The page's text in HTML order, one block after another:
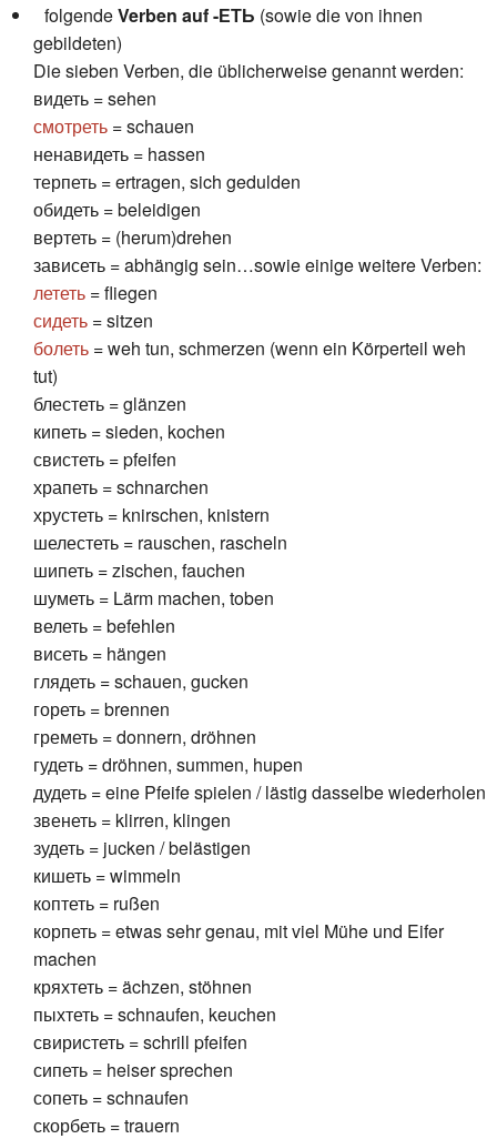
folgendeVerben auf -ЕТЬ (sowie die von ihnen
gebildeten)
Die sieben Verben, die üblicherweise genannt werden:
видеть = sehen
смотреть = schauen
ненавидеть = hassen
терпеть = ertragen, sich gedulden
обидеть = beleidigen
вертеть = (herum)drehen
зависеть = abhängig sein…sowie einige weitere Verben:
лететь = fliegen
сидеть = sitzen
болеть = weh tun, schmerzen (wenn ein Körperteil weh
tut)
блестеть = glänzen
кипеть = sieden, kochen
свистеть = pfeifen
храпеть = schnarchen
хрустеть = knirschen, knistern
шелестеть = rauschen, rascheln
шипеть = zischen, fauchen
шуметь = Lärm machen, toben
велеть = befehlen
висеть = hängen
глядеть = schauen, gucken
гореть = brennen
греметь = donnern, dröhnen
гудеть = dröhnen, summen, hupen
дудеть = eine Pfeife spielen / lästig dasselbe wiederholen
звенеть = klirren, klingen
зудеть = jucken / belästigen
кишеть = wimmeln
коптеть = rußen
корпеть = etwas sehr genau, mit viel Mühe und Eifer
machen
кряхтеть = ächzen, stöhnen
пыхтеть = schnaufen, keuchen
свиристеть = schrill pfeifen
сипеть = heiser sprechen
сопеть = schnaufen
скорбеть = trauern